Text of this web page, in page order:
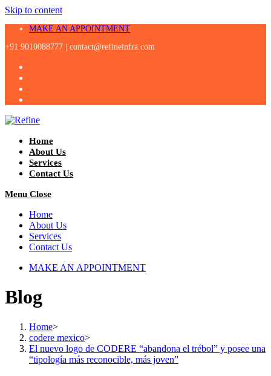
Skip to content
MAKE AN APPOINTMENT
+91 9010088777 | contact@refineinfra.com
Home
About Us
Services
Contact Us
Menu Close
Home
About Us
Services
Contact Us
MAKE AN APPOINTMENT
Blog
Home>
codere mexico>
El nuevo logo de CODERE “abandona el trébol” y posee una
“tipología más reconocible, más joven”